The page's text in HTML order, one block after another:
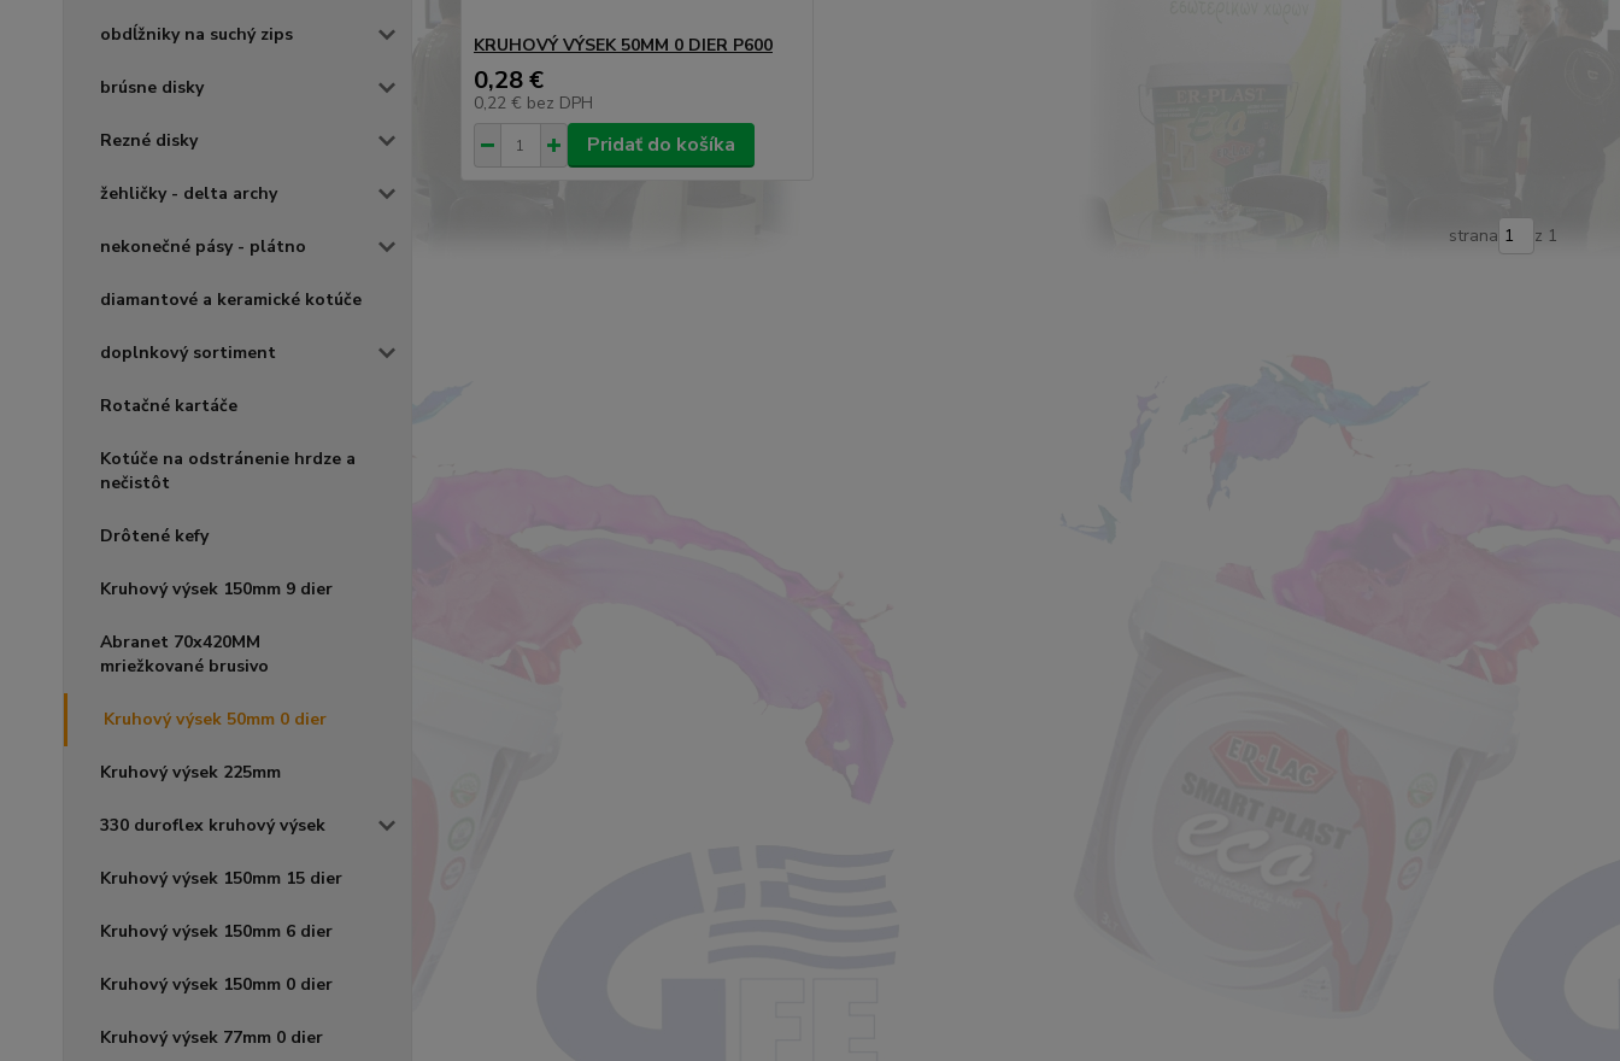
obdĺžniky na suchý zips
brúsne disky
Rezné disky
žehličky - delta archy
nekonečné pásy - plátno
diamantové a keramické kotúče
doplnkový sortiment
Rotačné kartáče
Kotúče na odstránenie hrdze a
nečistôt
Drôtené kefy
Kruhový výsek 150mm 9 dier
Abranet 70x420MM
mriežkované brusivo
Kruhový výsek 50mm 0 dier
Kruhový výsek 225mm
330 duroflex kruhový výsek
Kruhový výsek 150mm 15 dier
Kruhový výsek 150mm 6 dier
Kruhový výsek 150mm 0 dier
Kruhový výsek 77mm 0 dier
KRUHOVÝ VÝSEK 50MM 0 DIER P600
0,28 €
0,22 € bez DPH
Pridať do košíka
strana z 1